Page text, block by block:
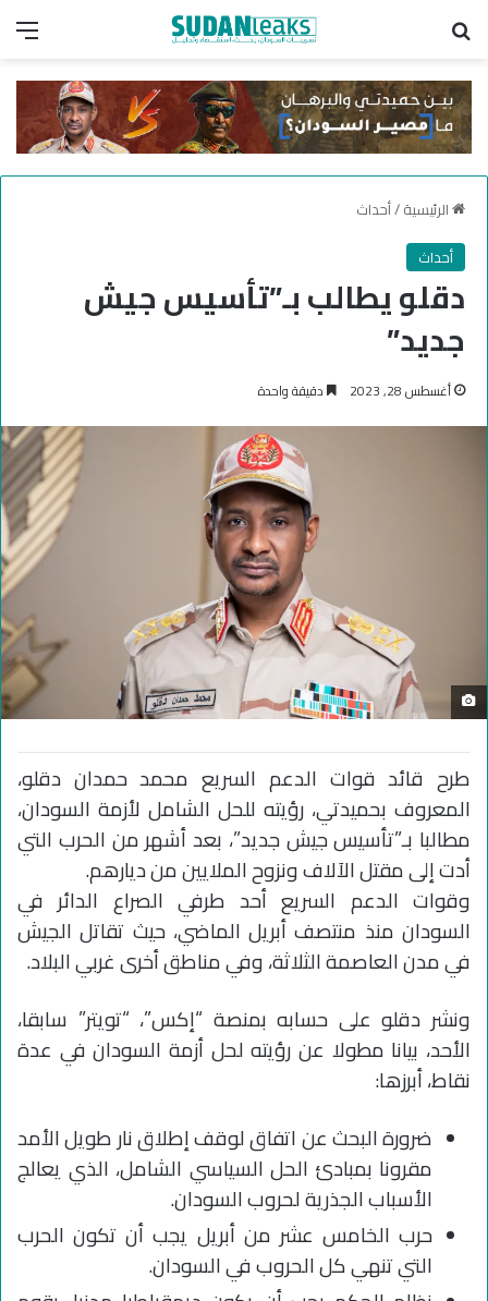
الرئيسية/أحداث
أحداث
دقلو يطالب بـ”تأسيس جيش
جديد”
أغسطس 28, 2023 دقيقة واحدة
طرح قائد قوات الدعم السريع محمد حمدان دقلو،
المعروف بحميدتي، رؤيته للحل الشامل لأزمة السودان،
مطالبا بـ”تأسيس جيش جديد”، بعد أشهر من الحرب التي
أدت إلى مقتل الآلاف ونزوح الملايين من ديارهم.
وقوات الدعم السريع أحد طرفي الصراع الدائر في
السودان منذ منتصف أبريل الماضي، حيث تقاتل الجيش
في مدن العاصمة الثلاثة، وفي مناطق أخرى غربي البلاد.
ونشر دقلو على حسابه بمنصة “إكس”، “تويتر” سابقا،
الأحد، بيانا مطولا عن رؤيته لحل أزمة السودان في عدة
نقاط، أبرزها:
ضرورة البحث عن اتفاق لوقف إطلاق نار طويل الأمد
مقرونا بمبادئ الحل السياسي الشامل، الذي يعالج
الأسباب الجذرية لحروب السودان.
حرب الخامس عشر من أبريل يجب أن تكون الحرب
التي تنهي كل الحروب في السودان.